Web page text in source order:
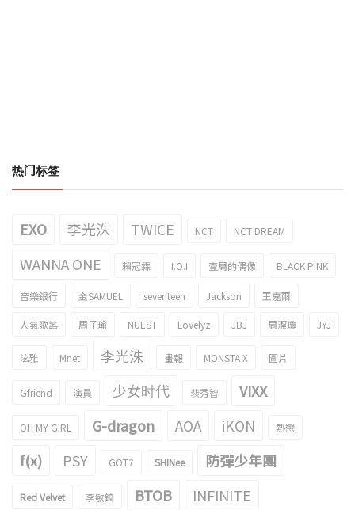
热门标签
EXO 李光洙 TWICE NCT NCT DREAM
WANNA ONE 賴冠霖 I.O.I 壹周的偶像 BLACK PINK
音樂銀行 金SAMUEL seventeen Jackson 王嘉爾
人氣歌謠 周子瑜 NUEST Lovelyz JBJ 周潔瓊 JYJ
泫雅 Mnet 李光洙 畫報 MONSTA X 圖片
Gfriend 演員 少女时代 裴秀智 VIXX
OH MY GIRL G-dragon AOA iKON 熱戀
f(x) PSY GOT7 SHINee 防彈少年團
Red Velvet 李敏鎬 BTOB
INFINITE